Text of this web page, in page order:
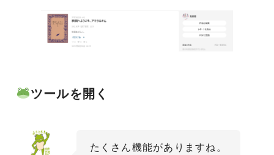
ツールを開く
たくさん機能がありますね。